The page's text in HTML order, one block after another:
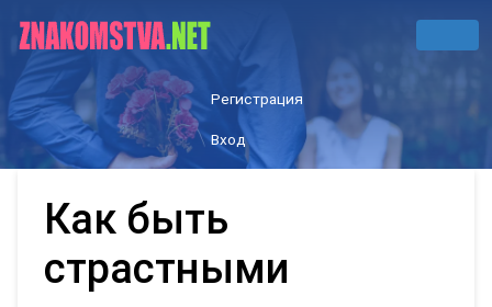
Регистрация
Вход
Как быть
страстными